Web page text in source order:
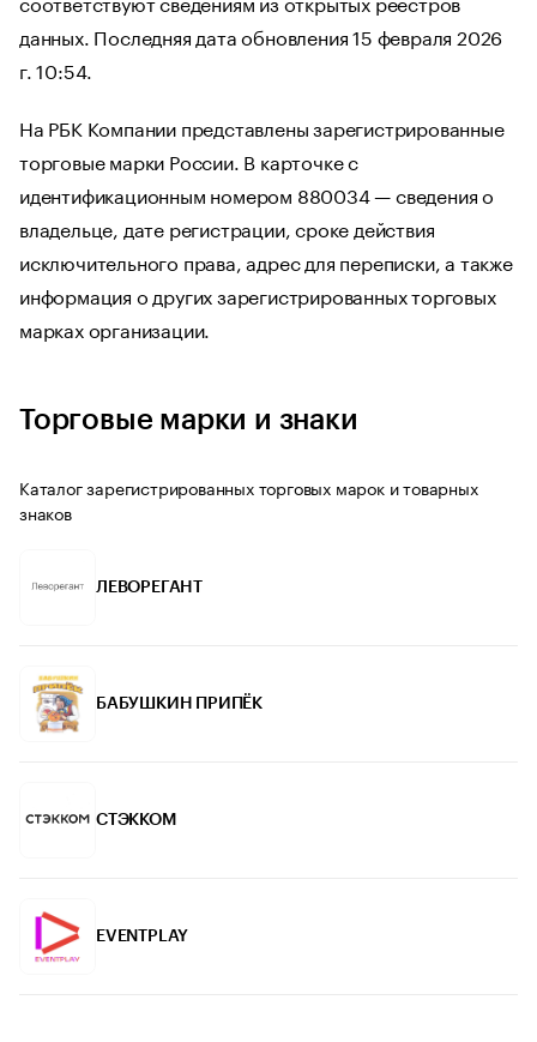
данных. Последняя дата обновления 15 февраля 2026
г. 10:54.
На РБК Компании представлены зарегистрированные
торговые марки России. В карточке с
идентификационным номером 880034 — сведения о
владельце, дате регистрации, сроке действия
исключительного права, адрес для переписки, а также
информация о других зарегистрированных торговых
марках организации.
Торговые марки и знаки
Каталог зарегистрированных торговых марок и товарных
знаков
ЛЕВОРЕГАНТ
БАБУШКИН ПРИПЁК
СТЭККОМ
EVENTPLAY